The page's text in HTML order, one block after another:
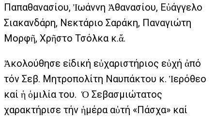
Παπαθανασίου, Ἰωάννη Ἀθανασίου, Εὐάγγελο
Σιακανδάρη, Νεκτάριο Σαράκη, Παναγιώτη
Μορφῆ, Χρῆστο Τσόλκα κ.ἄ.
Ἀκολούθησε εἰδική εὐχαριστήριος εὐχή ἀπό
τόν Σεβ. Μητροπολίτη Ναυπάκτου κ. Ἱερόθεο
καί ἡ ὁμιλία του. Ὁ Σεβασμιώτατος
χαρακτήρισε τήν ἡμέρα αὐτή «Πάσχα» καί